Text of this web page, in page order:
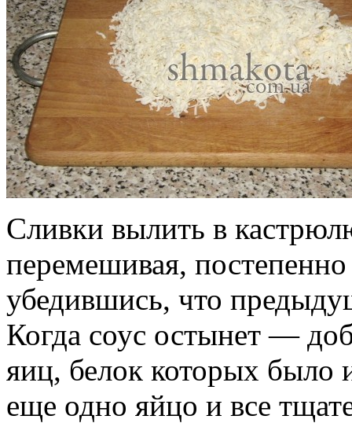
Сливки вылить в
перемешивая,
убедившись, что
Когда соус остынет —
яиц, белок которых было
еще одно яйцо и все